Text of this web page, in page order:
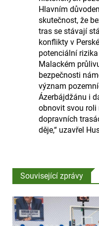
Hlavním
skutečnost, že
tras se stávají
konflikty v
potenciální
Malackém
bezpečnosti
význam
Ázerbájdžánu i
obnovit svou roli
dopravních
děje,“ uzavřel
Související zprávy